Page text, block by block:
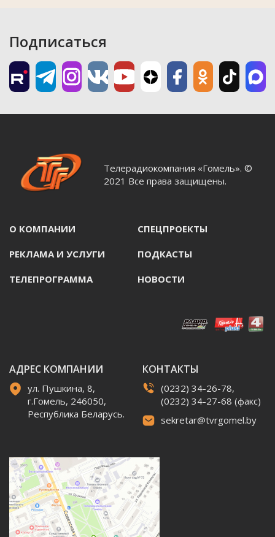
Подписаться
Телерадиокомпания «Гомель». ©
2021 Все права защищены.
О КОМПАНИИ СПЕЦПРОЕКТЫ
РЕКЛАМА И УСЛУГИ ПОДКАСТЫ
ТЕЛЕПРОГРАММА НОВОСТИ
АДРЕС КОМПАНИИ
ул. Пушкина, 8,
г.Гомель, 246050,
Республика Беларусь.
КОНТАКТЫ
(0232) 34-26-78,
(0232) 34-27-68 (факс)
sekretar@tvrgomel.by